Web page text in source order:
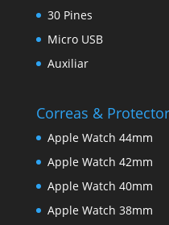
30 Pines
Micro USB
Auxiliar
Correas &
Apple Watch 44mm
Apple Watch 42mm
Apple Watch 40mm
Apple Watch 38mm